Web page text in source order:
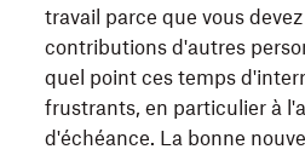
travail parce que vous
contributions d'autres
quel point ces temps
frustrants, en particulier à
d'échéance. La bonne